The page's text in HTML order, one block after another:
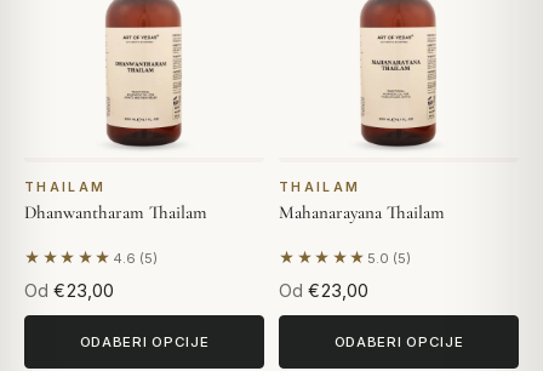
THAILAM
Dhanwantharam Thailam
★★★★★ 4.6 (5)
Na temelju 5 recenzija
Od €23,00
ODABERI OPCIJE
THAILAM
Mahanarayana Thailam
★★★★★ 5.0 (5)
Na temelju 5 recenzija
Od €23,00
ODABERI OPCIJE